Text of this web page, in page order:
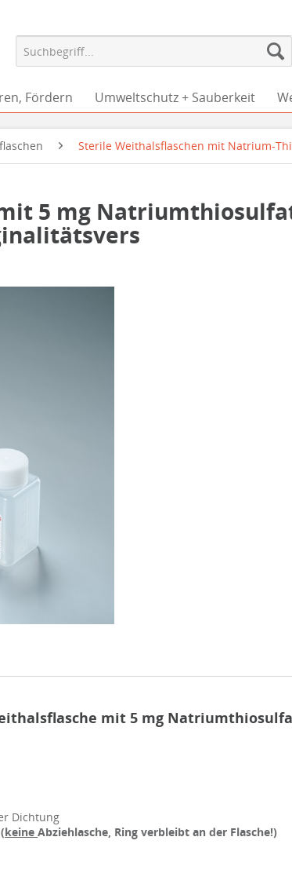
Fördern Umweltschutz + Sauberkeit
Sterile Weithalsflaschen mit Natrium-
5 mg
mit 5 mg
Dichtung
keine Abziehlasche, Ring verbleibt an der Flasche!)